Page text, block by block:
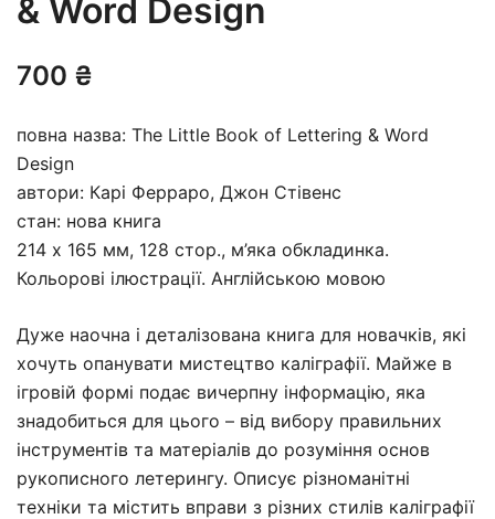
& Word Design
700 ₴
повна назва: The Little Book of Lettering & Word
Design
автори: Карі Ферраро, Джон Стівенс
стан: нова книга
214 х 165 мм, 128 стор., м’яка обкладинка.
Кольорові ілюстрації. Англійською мовою
Дуже наочна і деталізована книга для новачків, які
хочуть опанувати мистецтво каліграфії. Майже в
ігровій формі подає вичерпну інформацію, яка
знадобиться для цього – від вибору правильних
інструментів та матеріалів до розуміння основ
рукописного летерингу. Описує різноманітні
техніки та містить вправи з різних стилів каліграфії